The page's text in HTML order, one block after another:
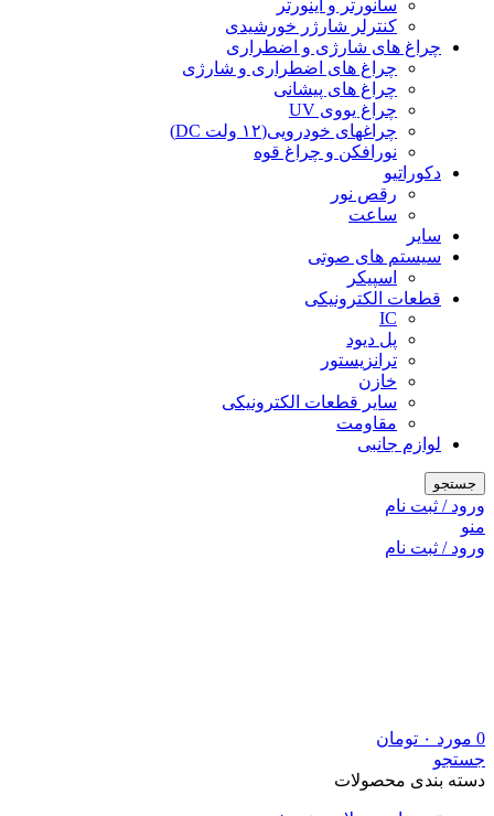
سانورتر و اینورتر
کنترلر شارژر خورشیدی
چراغ های شارژی و اضطراری
چراغ های اضطراری و شارژی
چراغ های پیشانی
چراغ یووی UV
چراغهای خودرویی(۱۲ ولت DC)
نورافکن و چراغ قوه
دکوراتیو
رقص نور
ساعت
سایر
سیستم های صوتی
اسپیکر
قطعات الکترونیکی
IC
پل دیود
ترانزیستور
خازن
سایر قطعات الکترونیکی
مقاومت
لوازم جانبی
جستجو
ورود / ثبت نام
منو
ورود / ثبت نام
0 مورد ۰ تومان
جستجو
دسته بندی محصولات